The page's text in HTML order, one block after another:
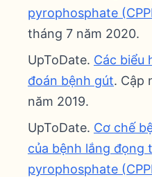
pyrophosphate
tháng 7 năm 2020.
UpToDate. Các biểu
đoán bệnh gút. Cập
năm 2019.
UpToDate. Cơ chế
của bệnh lắng đọng
pyrophosphate